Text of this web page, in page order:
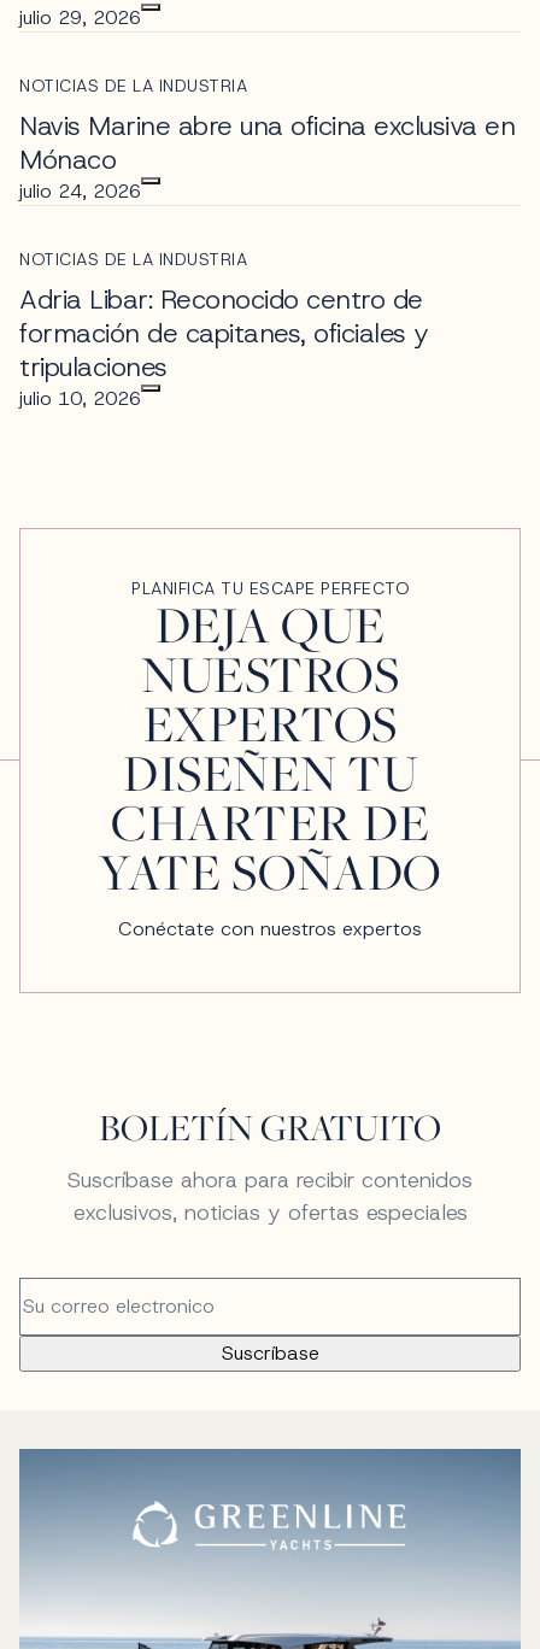
julio 29, 2026
NOTICIAS DE LA INDUSTRIA
Navis Marine abre una oficina exclusiva en
Mónaco
julio 24, 2026
NOTICIAS DE LA INDUSTRIA
Adria Libar: Reconocido centro de
formación de capitanes, oficiales y
tripulaciones
julio 10, 2026
PLANIFICA TU ESCAPE PERFECTO
DEJA QUE
NUESTROS
EXPERTOS
DISEÑEN TU
CHARTER DE
YATE SOÑADO
Conéctate con nuestros expertos
BOLETÍN GRATUITO
Suscríbase ahora para recibir contenidos
exclusivos, noticias y ofertas especiales